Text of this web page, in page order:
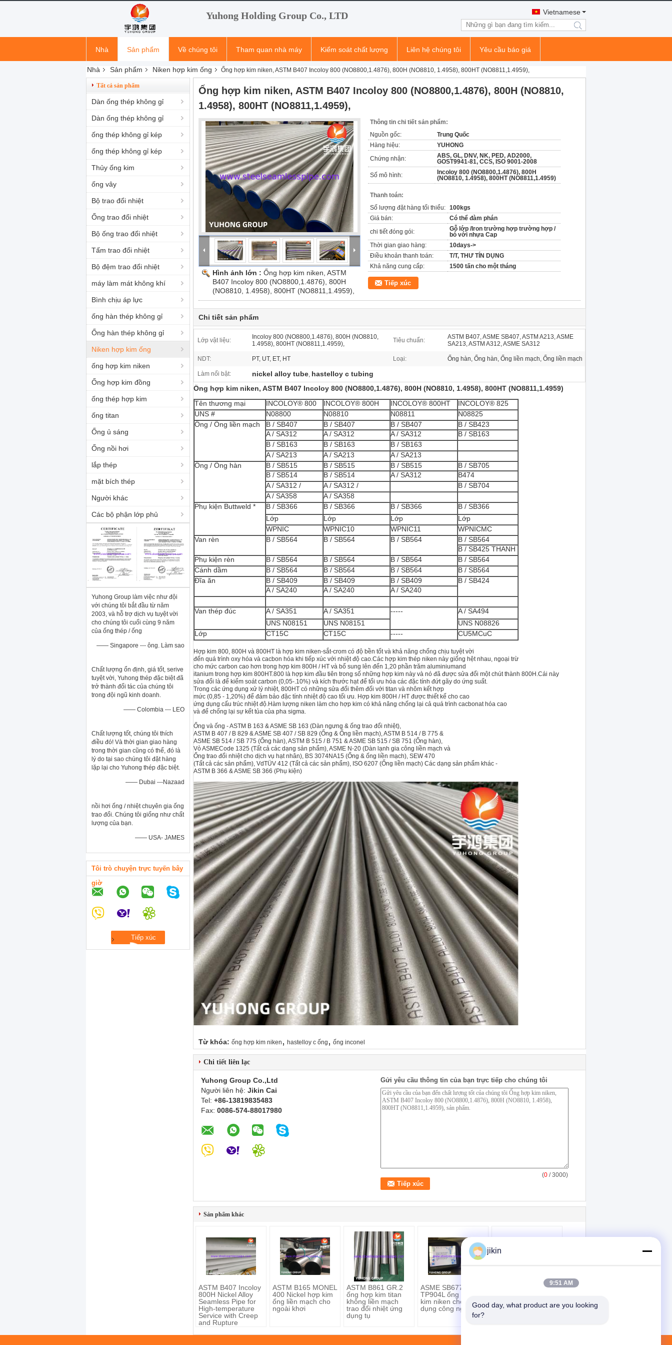
Yuhong Holding Group Co., LTD Vietnamese
search
Nhà Sản phẩm Về chúng tôi Tham quan nhà máy Kiểm soát chất lượng Liên hệ chúng tôi Yêu cầu báo giá
tin tức công ty
Nhà Sản phẩm Niken hợp kim ống Ống hợp kim niken, ASTM B407 Incoloy 800 (NO8800,1.4876), 800H (NO8810, 1.4958), 800HT (NO8811,1.4959),
Tất cả sản phẩm
Dàn ống thép không gỉ
Dàn ống thép không gỉ
ống thép không gỉ kép
ống thép không gỉ kép
Thủy ống kim
ống vây
Bộ trao đổi nhiệt
Ống trao đổi nhiệt
Bộ ống trao đổi nhiệt
Tấm trao đổi nhiệt
Bộ đệm trao đổi nhiệt
máy làm mát không khí
Bình chịu áp lực
ống hàn thép không gỉ
Ống hàn thép không gỉ
Niken hợp kim ống
ống hợp kim niken
Ống hợp kim đồng
ống thép hợp kim
ống titan
Ống ủ sáng
Ống nồi hơi
lắp thép
mặt bích thép
Người khác
Các bộ phận lớp phủ
Yuhong Group làm việc như đội
với chúng tôi bắt đầu từ năm
2003, và hỗ trợ dịch vụ tuyệt vời
cho chúng tôi cuối cùng 9 năm
của ống thép / ống
—— Singapore --- ông. Làm sao
Chất lượng ổn định, giá tốt, serive
tuyệt vời, Yuhong thép đặc biệt đã
trở thành đối tác của chúng tôi
trong đội ngũ kinh doanh.
—— Colombia --- LEO
Chất lượng tốt, chúng tôi thích
điều đó! Và thời gian giao hàng
trong thời gian cũng có thể, đó là
lý do tại sao chúng tôi đặt hàng
lặp lại cho Yuhong thép đặc biệt.
—— Dubai ---Nazaad
nồi hơi ống / nhiệt chuyên gia ống
trao đổi. Chúng tôi giống như chất
lượng của bạn.
—— USA- JAMES
Tôi trò chuyện trực tuyến bây
giờ
Ống hợp kim niken, ASTM B407 Incoloy 800 (NO8800,1.4876), 800H (NO8810,
1.4958), 800HT (NO8811,1.4959),
Hình ảnh lớn : Ống hợp kim niken, ASTM
B407 Incoloy 800 (NO8800,1.4876), 800H
(NO8810, 1.4958), 800HT (NO8811,1.4959),
Thông tin chi tiết sản phẩm:
Nguồn gốc:
Trung Quốc
Hàng hiệu:
YUHONG
Chứng nhận:
ABS, GL, DNV, NK, PED, AD2000,
GOST9941-81, CCS, ISO 9001-2008
Số mô hình:
Incoloy 800 (NO8800,1.4876), 800H
(NO8810, 1.4958), 800HT (NO8811,1.4959)
Thanh toán:
Số lượng đặt hàng tối thiểu: 100kgs
Giá bán:
Có thể đàm phán
chi tiết đóng gói:
Gỗ lớp /Iron trường hợp trường hợp /
bó với nhựa Cap
Thời gian giao hàng:
10days->
Điều khoản thanh toán:
T/T, THƯ TÍN DỤNG
Khả năng cung cấp:
1500 tấn cho một tháng
Tiếp xúc
Chi tiết sản phẩm
Lớp vật liệu:
Incoloy 800 (NO8800,1.4876), 800H (NO8810,
1.4958), 800HT (NO8811,1.4959),
Tiêu chuẩn:
ASTM B407, ASME SB407, ASTM A213, ASME
SA213, ASTM A312, ASME SA312
NDT: PT, UT, ET, HT Loại: Ống hàn, Ống hàn, Ống liền mạch, Ống liền mạch
Làm nổi bật: nickel alloy tube, hastelloy c tubing
Ống hợp kim niken, ASTM B407 Incoloy 800 (NO8800,1.4876), 800H (NO8810, 1.4958), 800HT (NO8811,1.4959)
Tên thương mại
INCOLOY® 800 INCOLOY® 800H INCOLOY® 800HT
INCOLOY® 825
UNS #
N08800 N08810 N08811
N08825
Ống / Ống liền mạch
B / SB407 B / SB407 B / SB407
B / SB423
A / SA312
A / SA312 A / SA312
B / SB163
B / SB163
B / SB163
B / SB163
A / SA213
A / SA213
A / SA213
Ống / Ống hàn
B / SB515 B / SB515 B / SB515
B / SB705
B / SB514
B / SB514 A / SA312
B474
A / SA312 /
A / SA312 /
B / SB704
A / SA358
A / SA358
Phụ kiện Buttweld *
B / SB366 B / SB366 B / SB366
B / SB366
Lớp
Lớp Lớp
Lớp
WPNIC
WPNIC10 WPNIC11
WPNICMC
Van rèn
B / SB564 B / SB564 B / SB564
B / SB564
B / SB425 THANH
Phụ kiện rèn
B / SB564 B / SB564 B / SB564
B / SB564
Cánh dầm
B / SB564 B / SB564 B / SB564
B / SB564
Đĩa ăn
B / SB409 B / SB409 B / SB409
B / SB424
A / SA240
A / SA240 A / SA240
Van thép đúc A / SA351 A / SA351 -----
A / SA494
UNS N08151
UNS N08151
UNS N08826
Lớp
CT15C CT15C ----- CU5MCuC
Hợp kim 800, 800H và 800HT là hợp kim niken-sắt-crom có ​​độ bền tốt và khả năng chống chịu tuyệt vời
đến quá trình oxy hóa và cacbon hóa khi tiếp xúc với nhiệt độ cao.Các hợp kim thép niken này giống hệt nhau, ngoại trừ
cho mức carbon cao hơn trong hợp kim 800H / HT và bổ sung lên đến 1,20 phần trăm aluminiumand
itanium trong hợp kim 800HT.800 là hợp kim đầu tiên trong số những hợp kim này và nó đã được sửa đổi một chút thành 800H.Cái này
sửa đổi là để kiểm soát carbon (0,05-.10%) và kích thước hạt để tối ưu hóa các đặc tính đứt gãy do ứng suất.
Trong các ứng dụng xử lý nhiệt, 800HT có những sửa đổi thêm đối với titan và nhôm kết hợp
mức (0,85 - 1,20%) để đảm bảo đặc tính nhiệt độ cao tối ưu. Hợp kim 800H / HT được thiết kế cho cao
ứng dụng cấu trúc nhiệt độ.Hàm lượng niken làm cho hợp kim có khả năng chống lại cả quá trình cacbonat hóa cao
và để chống lại sự kết tủa của pha sigma.
Ống và ống - ASTM B 163 & ASME SB 163 (Dàn ngưng & ống trao đổi nhiệt),
ASTM B 407 / B 829 & ASME SB 407 / SB 829 (Ống & Ống liền mạch), ASTM B 514 / B 775 &
ASME SB 514 / SB 775 (Ống hàn), ASTM B 515 / B 751 & ASME SB 515 / SB 751 (Ống hàn),
Vỏ ASMECode 1325 (Tất cả các dạng sản phẩm), ASME N-20 (Dàn lạnh gia công liền mạch và
Ống trao đổi nhiệt cho dịch vụ hạt nhân), BS 3074NA15 (Ống & ống liền mạch), SEW 470
(Tất cả các sản phẩm), VdTÜV 412 (Tất cả các sản phẩm), ISO 6207 (Ống liền mạch) Các dạng sản phẩm khác -
ASTM B 366 & ASME SB 366 (Phụ kiện)
Từ khóa: ống hợp kim niken , hastelloy c ống , ống inconel
Chi tiết liên lạc
Yuhong Group Co.,Ltd
Người liên hệ: Jikin Cai
Tel: +86-13819835483
Fax: 0086-574-88017980
Gửi yêu cầu thông tin của bạn trực tiếp cho chúng tôi
(0 / 3000)
Sản phẩm khác
ASTM B407 Incoloy
800H Nickel Alloy
Seamless Pipe for
High-temperature
Service with Creep
and Rupture
ASTM B165 MONEL
400 Nickel hợp kim
ống liền mạch cho
ngoài khơi
ASTM B861 GR.2
ống hợp kim titan
không liền mạch
trao đổi nhiệt ứng
dụng tụ
ASME SB677
TP904L ống hợp
kim niken cho ứng
dụng công nghiệp
ASTM B514 N08800
Inconel Nickel hợp
kim ống hàn để xử
jikin
9:51 AM
Good day, what product are you looking
for?